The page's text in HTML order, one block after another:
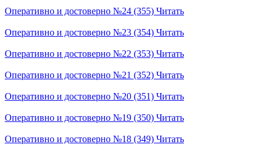
Оперативно и достоверно №24 (355) Читать
Оперативно и достоверно №23 (354) Читать
Оперативно и достоверно №22 (353) Читать
Оперативно и достоверно №21 (352) Читать
Оперативно и достоверно №20 (351) Читать
Оперативно и достоверно №19 (350) Читать
Оперативно и достоверно №18 (349) Читать